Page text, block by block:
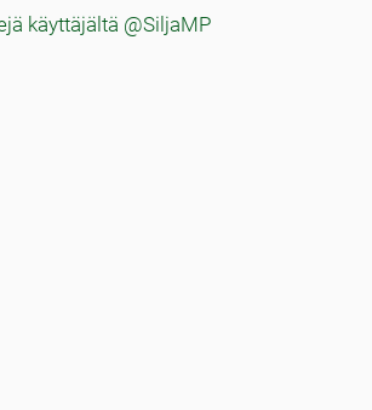
käyttäjältä @SiljaMP